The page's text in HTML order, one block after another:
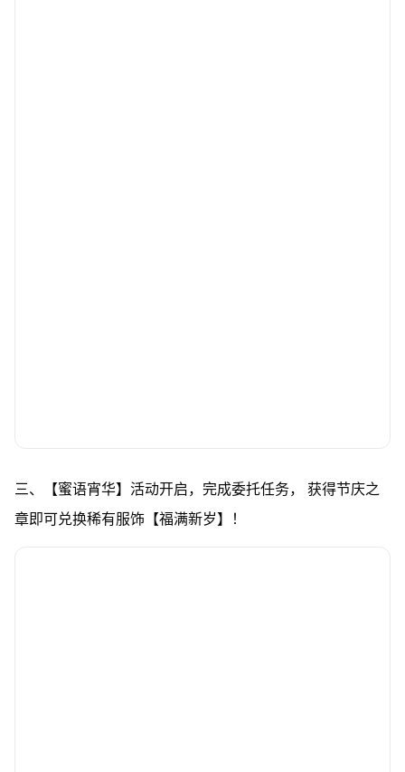
三、【蜜语宵华】活动开启，完成委托任务， 获得节庆之
章即可兑换稀有服饰【福满新岁】！